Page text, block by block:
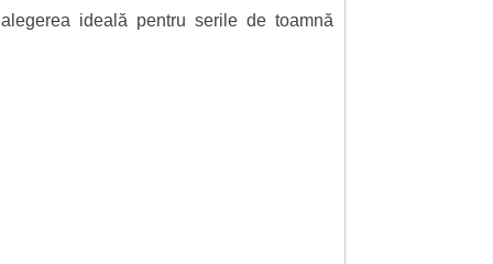
ideală pentru serile de toamnă